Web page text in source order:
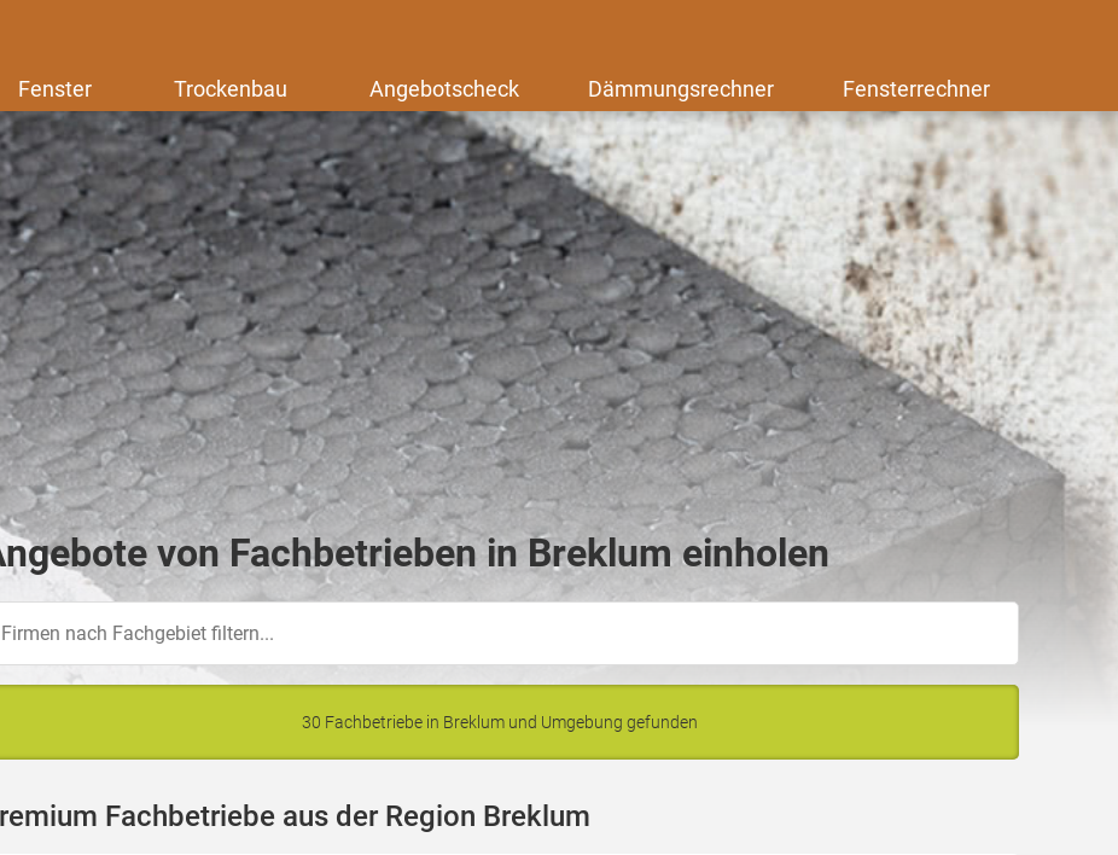
Fenster Trockenbau Angebotscheck Dämmungsrechner Fensterrechner
von Fachbetrieben in Breklum einholen
30 Fachbetriebe in Breklum und Umgebung gefunden
Fachbetriebe aus der Region Breklum